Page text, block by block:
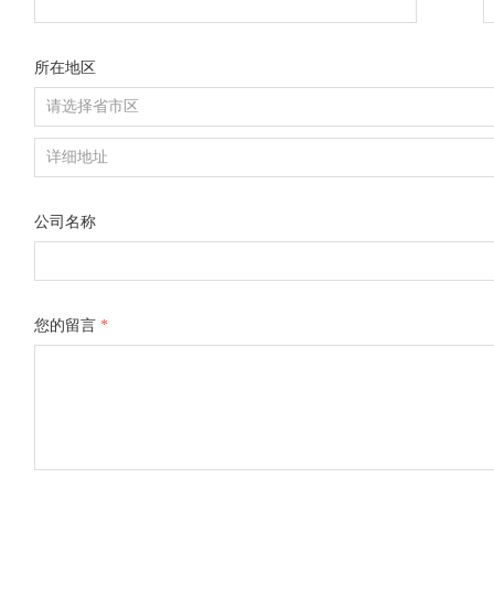
所在地区
公司名称
您的留言 *